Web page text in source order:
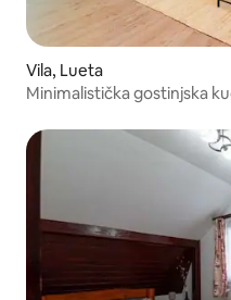
Vila, Lueta
Minimalistička gostinjska